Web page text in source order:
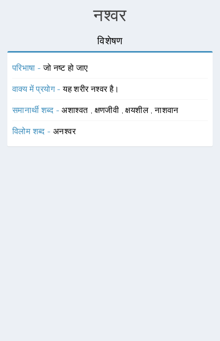
नश्वर
विशेषण
परिभाषा -जो नष्ट हो जाए
वाक्य में प्रयोग -यह शरीर नश्वर है।
समानार्थी शब्द -अशाश्वत , क्षणजीवी ,क्षयशील ,नाशवान
विलोम शब्द - अनश्वर